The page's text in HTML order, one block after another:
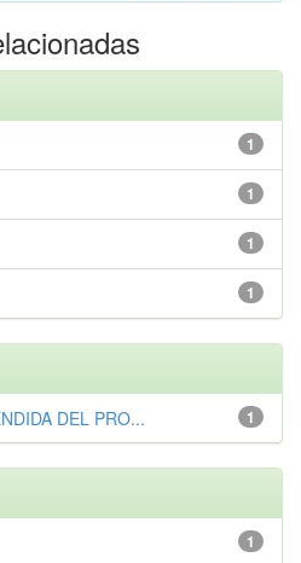
1
1
1
1
1
DEL PRO...
1